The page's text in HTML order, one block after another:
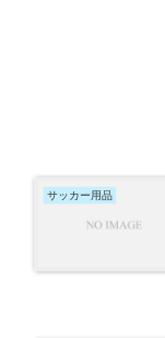
サッカー用品